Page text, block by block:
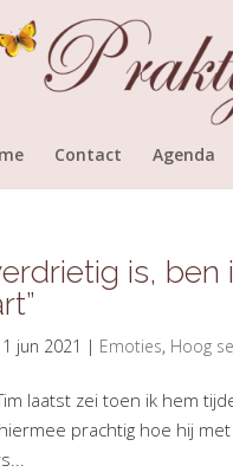
Contact Agenda
is,
jun 2021 | Emoties, Hoog
laatst zei toen ik hem
prachtig hoe hij